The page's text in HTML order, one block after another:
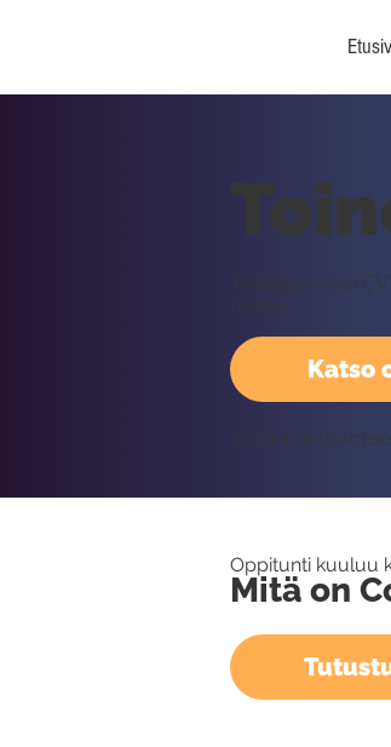
Katso
Twang on yksi
twang.
Vaatii
Oppitunti kuuluu
Mitä on